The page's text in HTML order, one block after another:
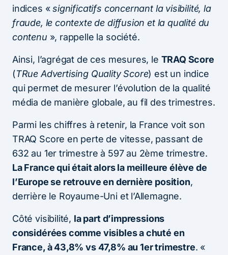
indices «significatifs concernant la visibilité, la
fraude, le contexte de diffusion et la qualité du
contenu », rappelle la société.
Ainsi, l’agrégat de ces mesures, le TRAQ Score
(TRue Advertising Quality Score) est un indice
qui permet de mesurer l’évolution de la qualité
média de manière globale, au fil des trimestres.
Parmi les chiffres à retenir, la France voit son
TRAQ Score en perte de vitesse, passant de
632 au 1er trimestre à 597 au 2ème trimestre.
La France qui était alors la meilleure élève de
l’Europe se retrouve en dernière position,
derrière le Royaume-Uni et l’Allemagne.
Côté visibilité, la part d’impressions
considérées comme visibles a chuté en
France, à 43,8% vs 47,8% au 1er trimestre. «